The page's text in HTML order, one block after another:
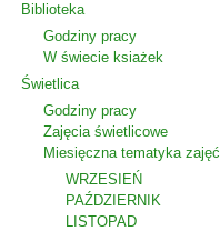
Biblioteka
Godziny pracy
W świecie ksiażek
Świetlica
Godziny pracy
Zajęcia świetlicowe
Miesięczna tematyka zajęć
WRZESIEŃ
PAŹDZIERNIK
LISTOPAD